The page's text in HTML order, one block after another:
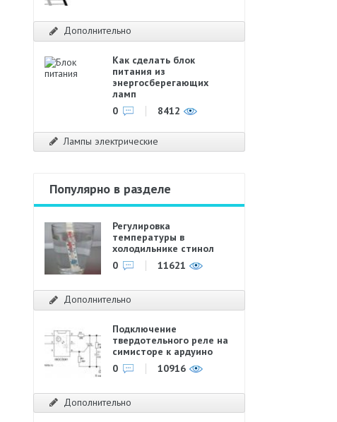
Дополнительно
Как сделать блок
питания из
энергосберегающих
ламп
0
8412
Лампы электрические
Популярно в разделе
Регулировка
температуры в
холодильнике стинол
0
11621
Дополнительно
Подключение
твердотельного реле на
симисторе к ардуино
0
10916
Дополнительно